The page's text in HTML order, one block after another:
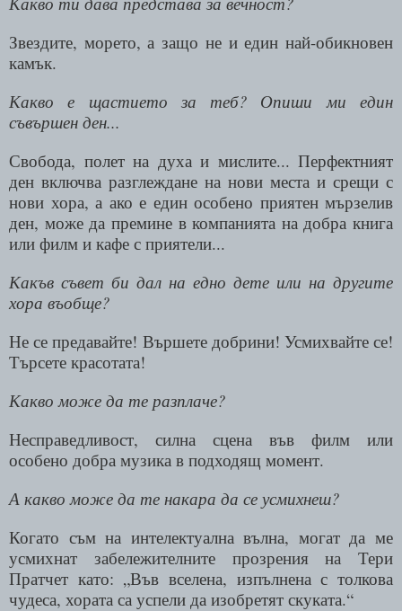
Звездите, морето, а защо не и един най-обикновен
камък.
Какво е щастието за теб? Опиши ми един
съвършен ден...
Свобода, полет на духа и мислите... Перфектният
ден включва разглеждане на нови места и срещи с
нови хора, а ако е един особено приятен мързелив
ден, може да премине в компанията на добра книга
или филм и кафе с приятели...
Какъв съвет би дал на едно дете или на другите
хора въобще?
Не се предавайте! Вършете добрини! Усмихвайте се!
Търсете красотата!
Какво може да те разплаче?
Несправедливост, силна сцена във филм или
особено добра музика в подходящ момент.
А какво може да те накара да се усмихнеш?
Когато съм на интелектуална вълна, могат да ме
усмихнат забележителните прозрения на Тери
Пратчет като: „Във вселена, изпълнена с толкова
чудеса, хората са успели да изобретят скуката.“